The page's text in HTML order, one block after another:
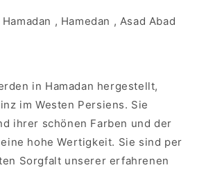
Hamadan , Hamedan , Asad Abad
in Hamadan hergestellt,
im Westen Persiens. Sie
ihrer schönen Farben und der
hohe Wertigkeit. Sie sind per
Sorgfalt unserer erfahrenen